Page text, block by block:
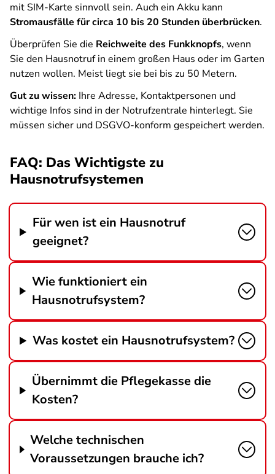
mit SIM-Karte sinnvoll sein. Auch ein Akku kann
Stromausfälle für circa 10 bis 20 Stunden überbrücken.
Überprüfen Sie die Reichweite des Funkknopfs, wenn
Sie den Hausnotruf in einem großen Haus oder im Garten
nutzen wollen. Meist liegt sie bei bis zu 50 Metern.
Gut zu wissen: Ihre Adresse, Kontaktpersonen und
wichtige Infos sind in der Notrufzentrale hinterlegt. Sie
müssen sicher und DSGVO-konform gespeichert werden.
FAQ: Das Wichtigste zu
Hausnotrufsystemen
Für wen ist ein Hausnotruf
geeignet?
Wie funktioniert ein
Hausnotrufsystem?
Was kostet ein Hausnotrufsystem?
Übernimmt die Pflegekasse die
Kosten?
Welche technischen
Voraussetzungen brauche ich?